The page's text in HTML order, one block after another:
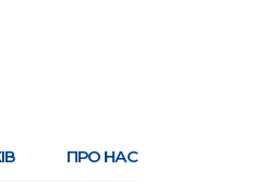
ПРО НАС